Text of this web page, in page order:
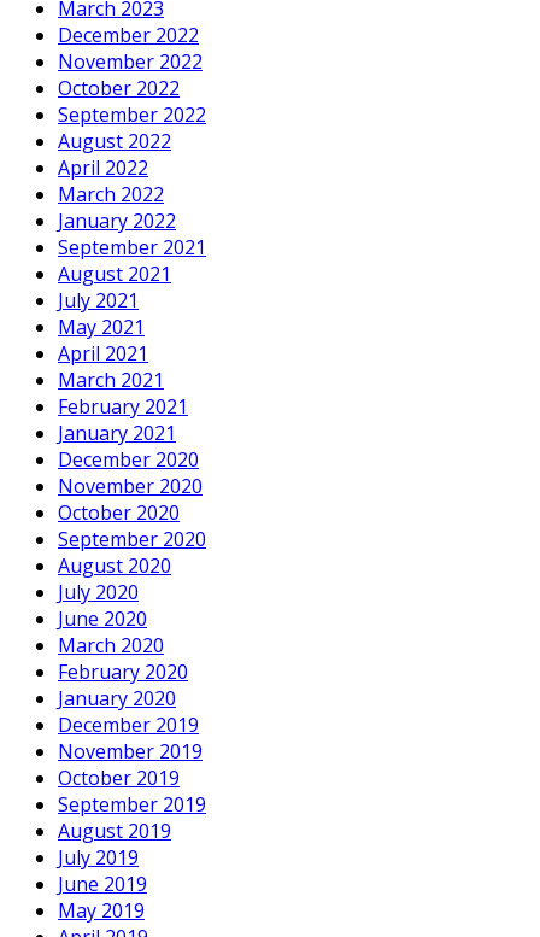
March 2023
December 2022
November 2022
October 2022
September 2022
August 2022
April 2022
March 2022
January 2022
September 2021
August 2021
July 2021
May 2021
April 2021
March 2021
February 2021
January 2021
December 2020
November 2020
October 2020
September 2020
August 2020
July 2020
June 2020
March 2020
February 2020
January 2020
December 2019
November 2019
October 2019
September 2019
August 2019
July 2019
June 2019
May 2019